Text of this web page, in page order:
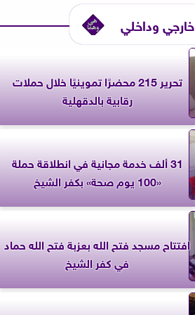
خارجي وداخلي
تحرير 215 محضرًا تموينيًا خلال حملات
رقابية بالدقهلية
31 ألف خدمة مجانية في انطلاقة حملة
«100 يوم صحة» بكفر الشيخ
افتتاح مسجد فتح الله بعزبة فتح الله حماد
في كفر الشيخ